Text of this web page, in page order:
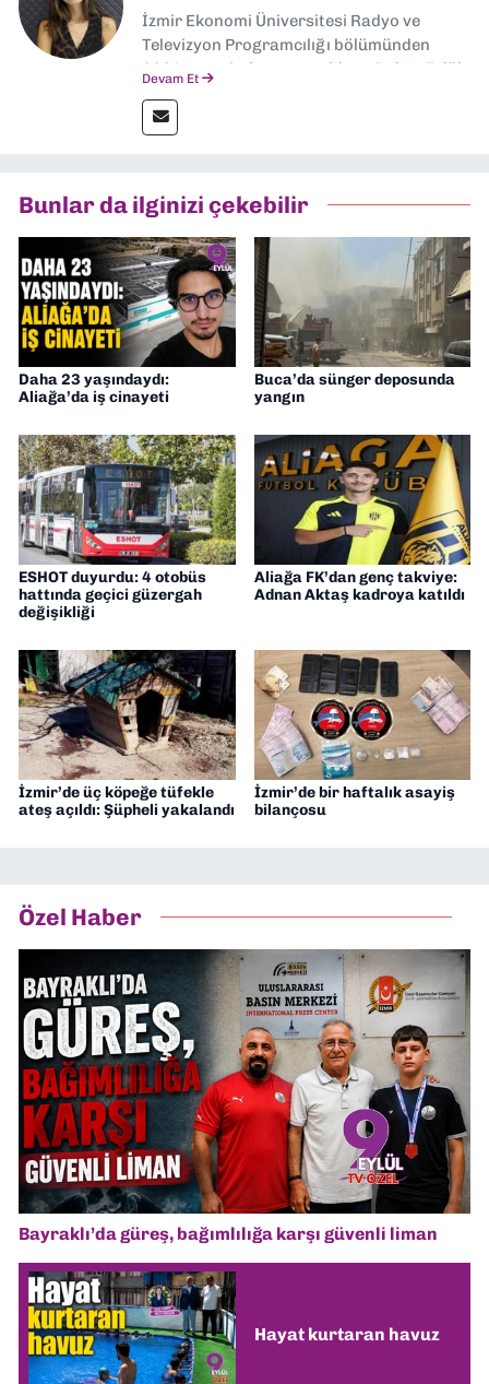
İzmir Ekonomi Üniversitesi Radyo ve
Televizyon Programcılığı bölümünden
2024 senesinde mezun oldum. Dokuz Eylül
editörlük görevini de üstleniyorum.
Devam Et
Bunlar da ilginizi çekebilir
Daha 23 yaşındaydı:
Aliağa’da iş cinayeti
Buca’da sünger deposunda
yangın
ESHOT duyurdu: 4 otobüs
hattında geçici güzergah
değişikliği
Aliağa FK’dan genç takviye:
Adnan Aktaş kadroya katıldı
İzmir’de üç köpeğe tüfekle
ateş açıldı: Şüpheli yakalandı
İzmir’de bir haftalık asayiş
bilançosu
Özel Haber
Bayraklı’da güreş, bağımlılığa karşı güvenli liman
Hayat kurtaran havuz